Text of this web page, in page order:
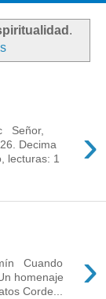
.
›
Señor,
Decima
lecturas: 1
›
Cuando
homenaje
Corde...